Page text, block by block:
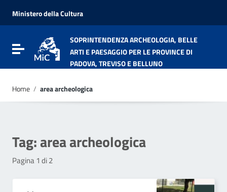
Vai al menu di navigazione
Vai al footer
Ministero della Cultura
Attiva / disattiva la navigazione
SOPRINTENDENZA ARCHEOLOGIA, BELLE
ARTI E PAESAGGIO PER LE PROVINCE DI
PADOVA, TREVISO E BELLUNO
Home / area archeologica
Tag:area archeologica
Pagina 1 di 2